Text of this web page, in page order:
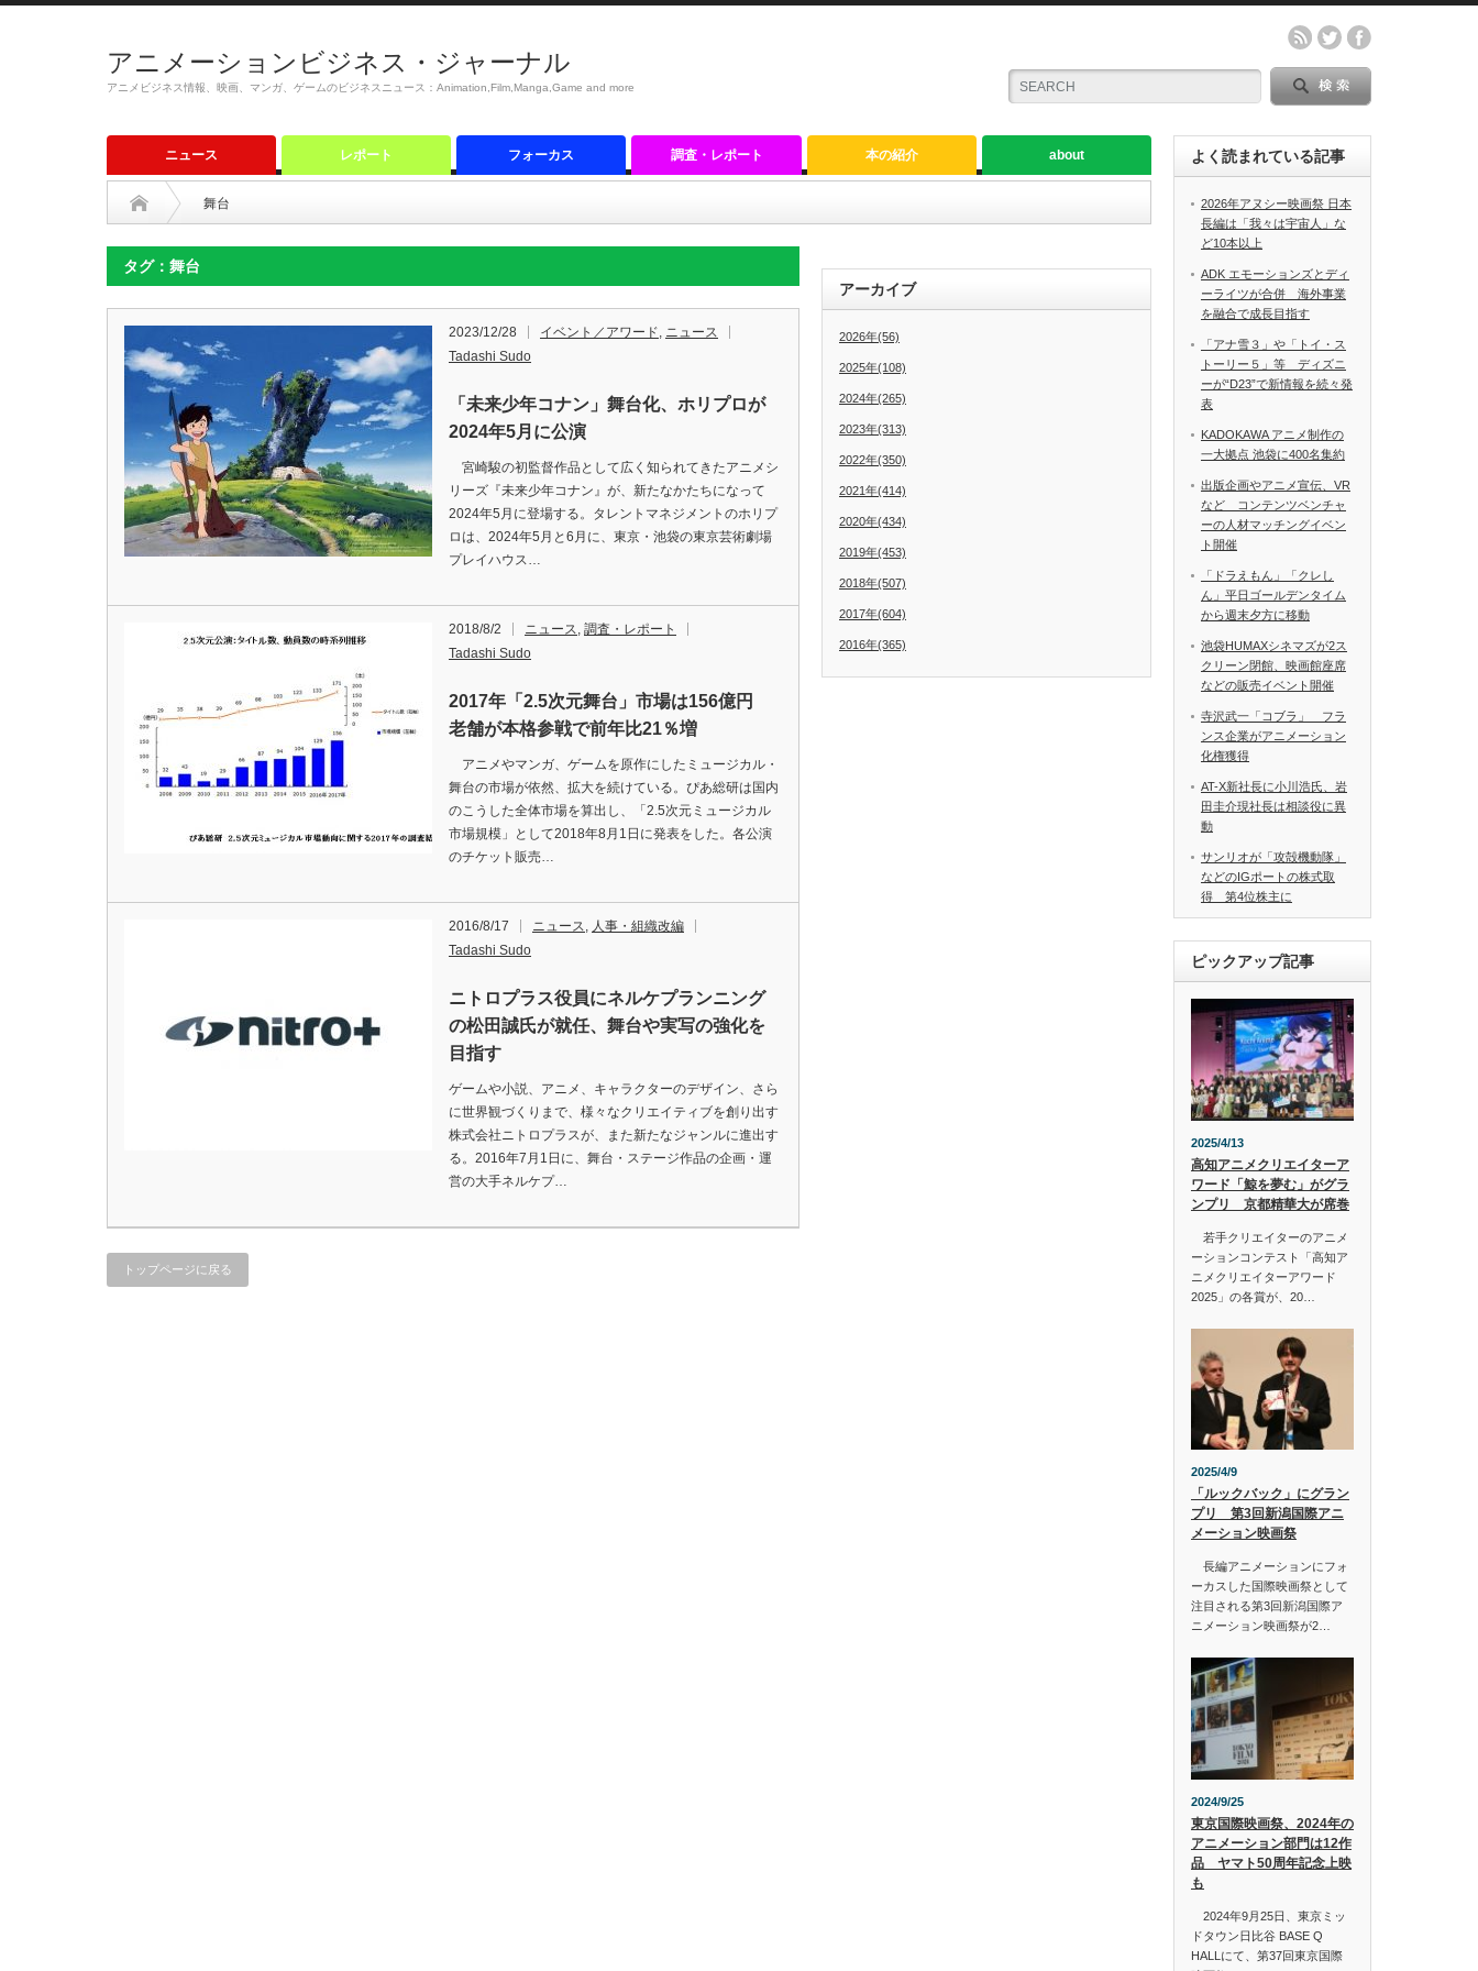
アニメーションビジネス・ジャーナル
アニメビジネス情報、映画、マンガ、ゲームのビジネスニュース：Animation,Film,Manga,Game and more
ニュース レポート フォーカス 調査・レポート 本の紹介 about
舞台
タグ：舞台
2023/12/28 イベント／アワード, ニュース
Tadashi Sudo
「未来少年コナン」舞台化、ホリプロが
2024年5月に公演
宮崎駿の初監督作品として広く知られてきたアニメシ
リーズ『未来少年コナン』が、新たなかたちになって
2024年5月に登場する。タレントマネジメントのホリプ
ロは、2024年5月と6月に、東京・池袋の東京芸術劇場
プレイハウス…
2018/8/2 ニュース, 調査・レポート
Tadashi Sudo
2017年「2.5次元舞台」市場は156億円
老舗が本格参戦で前年比21％増
アニメやマンガ、ゲームを原作にしたミュージカル・
舞台の市場が依然、拡大を続けている。ぴあ総研は国内
のこうした全体市場を算出し、「2.5次元ミュージカル
市場規模」として2018年8月1日に発表をした。各公演
のチケット販売…
2016/8/17 ニュース, 人事・組織改編
Tadashi Sudo
ニトロプラス役員にネルケプランニング
の松田誠氏が就任、舞台や実写の強化を
目指す
ゲームや小説、アニメ、キャラクターのデザイン、さら
に世界観づくりまで、様々なクリエイティブを創り出す
株式会社ニトロプラスが、また新たなジャンルに進出す
る。2016年7月1日に、舞台・ステージ作品の企画・運
営の大手ネルケプ…
トップページに戻る
アーカイブ
2026年(56)
2025年(108)
2024年(265)
2023年(313)
2022年(350)
2021年(414)
2020年(434)
2019年(453)
2018年(507)
2017年(604)
2016年(365)
よく読まれている記事
2026年アヌシー映画祭 日本
長編は「我々は宇宙人」な
ど10本以上
ADK エモーションズとディ
ーライツが合併 海外事業
を融合で成長目指す
「アナ雪３」や「トイ・ス
トーリー５」等 ディズニ
ーが“D23”で新情報を続々発
表
KADOKAWA アニメ制作の
一大拠点 池袋に400名集約
出版企画やアニメ宣伝、VR
など コンテンツベンチャ
ーの人材マッチングイベン
ト開催
「ドラえもん」「クレし
ん」平日ゴールデンタイム
から週末夕方に移動
池袋HUMAXシネマズが2ス
クリーン閉館、映画館座席
などの販売イベント開催
寺沢武一「コブラ」 フラ
ンス企業がアニメーション
化権獲得
AT-X新社長に小川浩氏、岩
田圭介現社長は相談役に異
動
サンリオが「攻殻機動隊」
などのIGポートの株式取
得 第4位株主に
ピックアップ記事
2025/4/13
高知アニメクリエイターア
ワード「鯨を夢む」がグラ
ンプリ 京都精華大が席巻
若手クリエイターのアニメ
ーションコンテスト「高知ア
ニメクリエイターアワード
2025」の各賞が、20…
2025/4/9
「ルックバック」にグラン
プリ 第3回新潟国際アニ
メーション映画祭
長編アニメーションにフォ
ーカスした国際映画祭として
注目される第3回新潟国際ア
ニメーション映画祭が2…
2024/9/25
東京国際映画祭、2024年の
アニメーション部門は12作
品 ヤマト50周年記念上映
も
2024年9月25日、東京ミッ
ドタウン日比谷 BASE Q
HALLにて、第37回東京国際